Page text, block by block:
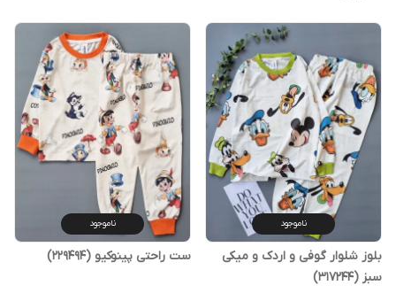
ناموجود
بلوز شلوار گوفی و اردک و میکی
سبز (317244)
ناموجود
ست راحتی پینوکیو (229494)